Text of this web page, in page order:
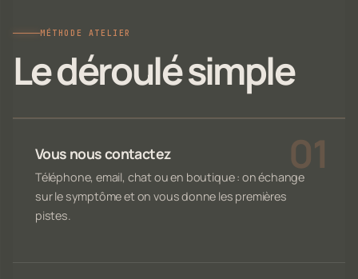
MÉTHODE ATELIER
Le déroulé simple
Vous nous contactez
Téléphone, email, chat ou en boutique : on échange
sur le symptôme et on vous donne les premières
pistes.